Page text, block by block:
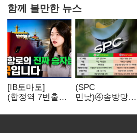
함께 볼만한 뉴스
[IB토마토]
(합정역 7번출구)
K조선 뜬다
(SPC
민낯)④솜방망이
식품위생법 위반